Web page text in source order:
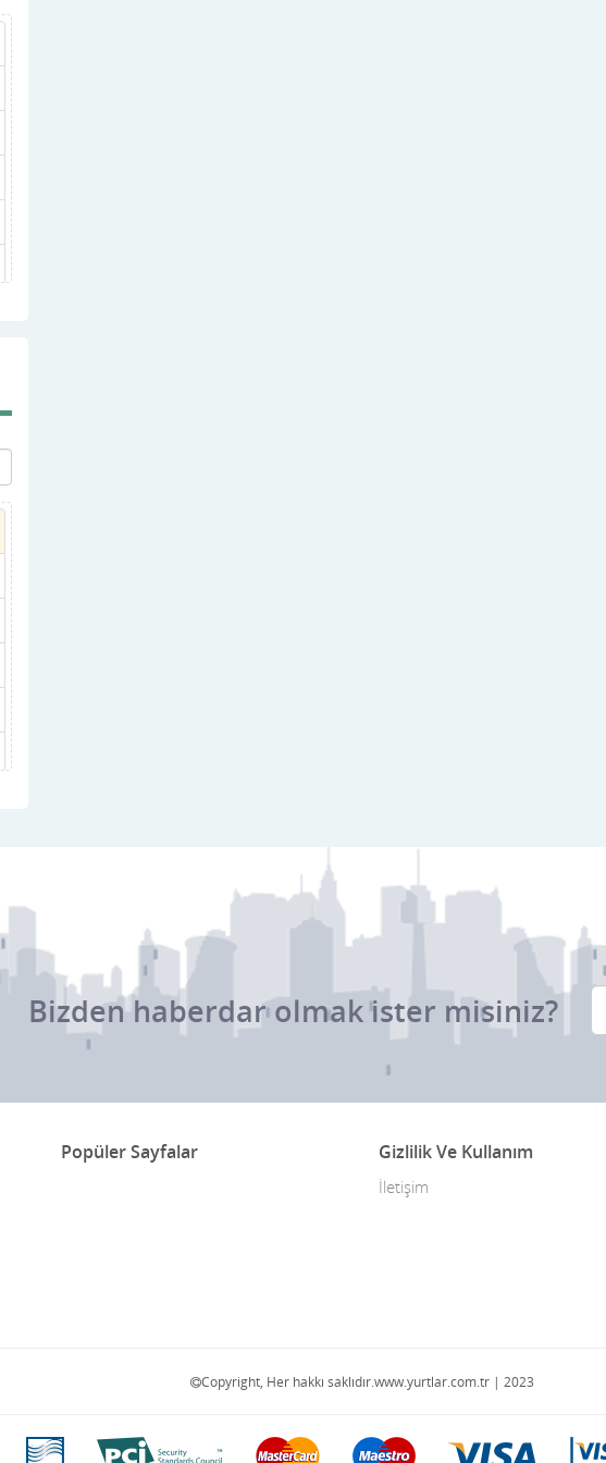
Bizden haberdar olmak ister misiniz?
Popüler Sayfalar Gizlilik Ve Kullanım
İletişim
Copyright, Her hakkı saklıdır.www.yurtlar.com.tr | 2023